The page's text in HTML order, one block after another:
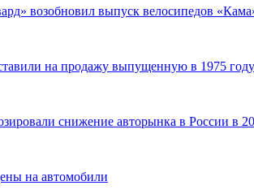
возобновил выпуск велосипедов
на продажу выпущенную в 1975 году
снижение авторынка в России в
на автомобили